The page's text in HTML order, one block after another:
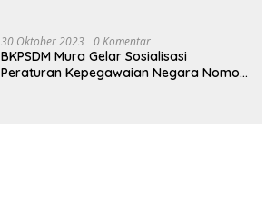
30 Oktober 2023 0 Komentar
BKPSDM Mura Gelar Sosialisasi
Peraturan Kepegawaian Negara Nomor